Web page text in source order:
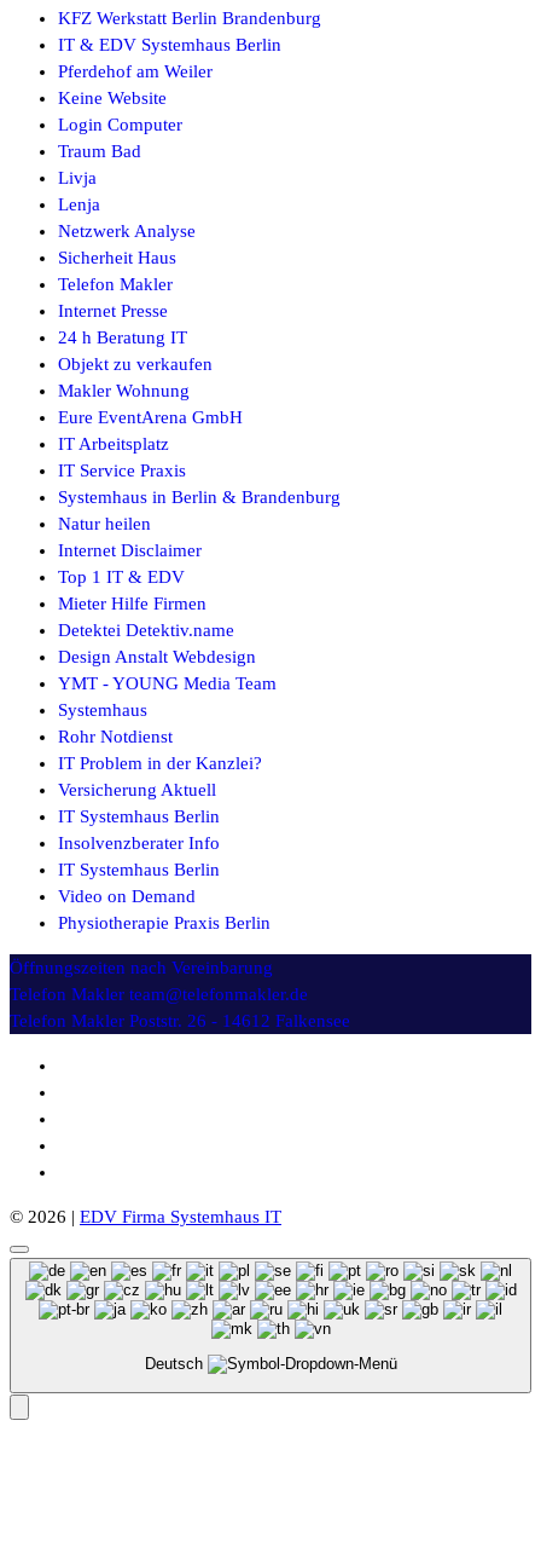
KFZ Werkstatt Berlin Brandenburg
IT & EDV Systemhaus Berlin
Pferdehof am Weiler
Keine Website
Login Computer
Traum Bad
Livja
Lenja
Netzwerk Analyse
Sicherheit Haus
Telefon Makler
Internet Presse
24 h Beratung IT
Objekt zu verkaufen
Makler Wohnung
Eure EventArena GmbH
IT Arbeitsplatz
IT Service Praxis
Systemhaus in Berlin & Brandenburg
Natur heilen
Internet Disclaimer
Top 1 IT & EDV
Mieter Hilfe Firmen
Detektei Detektiv.name
Design Anstalt Webdesign
YMT - YOUNG Media Team
Systemhaus
Rohr Notdienst
IT Problem in der Kanzlei?
Versicherung Aktuell
IT Systemhaus Berlin
Insolvenzberater Info
IT Systemhaus Berlin
Video on Demand
Physiotherapie Praxis Berlin
Öffnungszeiten nach Vereinbarung
Telefon Makler team@telefonmakler.de
Telefon Makler Poststr. 26 - 14612 Falkensee
© 2026 | EDV Firma Systemhaus IT
Deutsch